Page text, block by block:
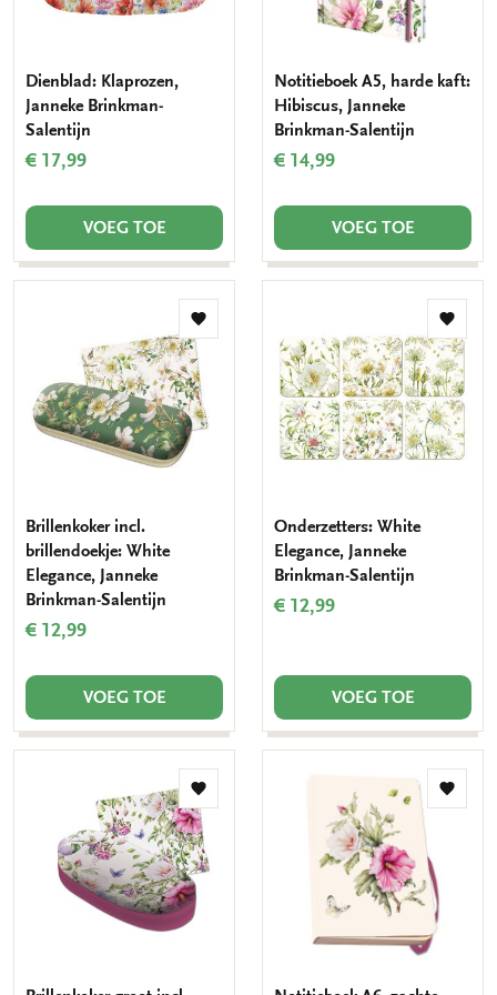
Dienblad: Klaprozen,
Janneke Brinkman-
Salentijn
€ 17,99
VOEG TOE
Notitieboek A5, harde kaft:
Hibiscus, Janneke
Brinkman-Salentijn
€ 14,99
VOEG TOE
Toevoegen
aan
verlanglijst
Brillenkoker incl.
brillendoekje: White
Elegance, Janneke
Brinkman-Salentijn
€ 12,99
VOEG TOE
aan
Onderzetters: White
Elegance, Janneke
Brinkman-Salentijn
€ 12,99
VOEG TOE
Toevoegen
aan
verlanglijst